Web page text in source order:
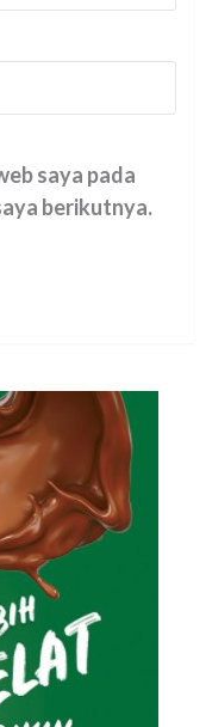
saya pada
berikutnya.